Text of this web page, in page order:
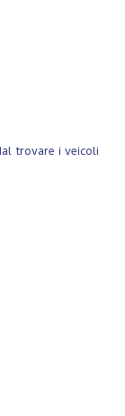
trovare i veicoli